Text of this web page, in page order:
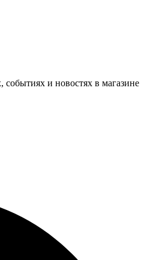
и новостях в магазине